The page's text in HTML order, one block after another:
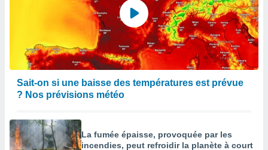
Sait-on si une baisse des températures est prévue
? Nos prévisions météo
La fumée épaisse, provoquée par les
incendies, peut refroidir la planète à court